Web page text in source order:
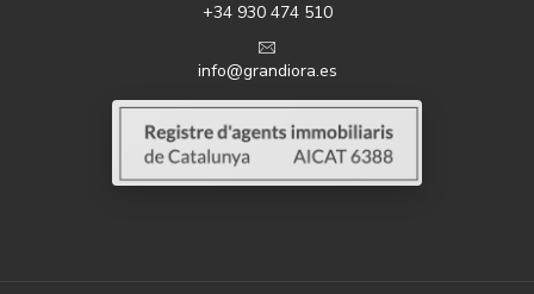
+34 930 474 510
info@grandiora.es